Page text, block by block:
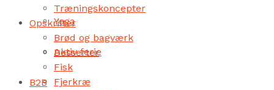
Yoga
Aktiv ferie
B2B
Træningskoncepter
Opskrifter
Brød og bagværk
Desserter
Fisk
Fjerkræ